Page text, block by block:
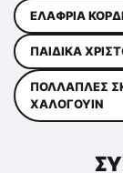
ΕΛΑΦΡΙΆ
ΠΑΙΔΙΚΆ
ΠΟΛΛΑΠΛΈΣ
ΧΆΛΟΓΟΥΙΝ